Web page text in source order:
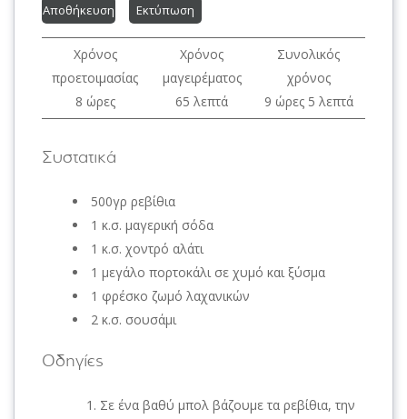
Αποθήκευση Εκτύπωση
Χρόνος
προετοιμασίας
8 ώρες
Χρόνος
μαγειρέματος
65 λεπτά
Συνολικός
χρόνος
9 ώρες 5 λεπτά
Συστατικά
500γρ ρεβίθια
1 κ.σ. μαγερική σόδα
1 κ.σ. χοντρό αλάτι
1 μεγάλο πορτοκάλι σε χυμό και ξύσμα
1 φρέσκο ζωμό λαχανικών
2 κ.σ. σουσάμι
Οδηγίες
Σε ένα βαθύ μπολ βάζουμε τα ρεβίθια, την